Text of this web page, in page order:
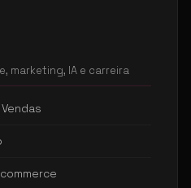
marketing, IA e carreira